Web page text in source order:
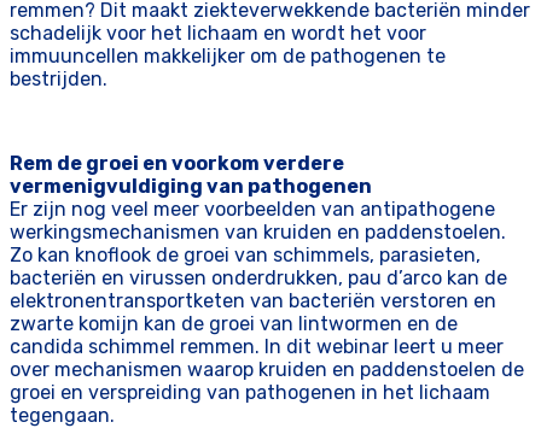
remmen? Dit maakt ziekteverwekkende bacteriën minder
schadelijk voor het lichaam en wordt het voor
immuuncellen makkelijker om de pathogenen te
bestrijden.
Rem de groei en voorkom verdere
vermenigvuldiging van pathogenen
Er zijn nog veel meer voorbeelden van antipathogene
werkingsmechanismen van kruiden en paddenstoelen.
Zo kan knoflook de groei van schimmels, parasieten,
bacteriën en virussen onderdrukken, pau d’arco kan de
elektronentransportketen van bacteriën verstoren en
zwarte komijn kan de groei van lintwormen en de
candida schimmel remmen. In dit webinar leert u meer
over mechanismen waarop kruiden en paddenstoelen de
groei en verspreiding van pathogenen in het lichaam
tegengaan.